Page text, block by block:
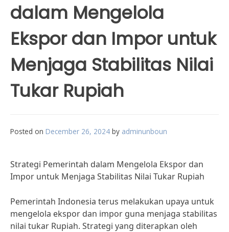
dalam Mengelola
Ekspor dan Impor untuk
Menjaga Stabilitas Nilai
Tukar Rupiah
Posted on December 26, 2024 by adminunboun
Strategi Pemerintah dalam Mengelola Ekspor dan
Impor untuk Menjaga Stabilitas Nilai Tukar Rupiah
Pemerintah Indonesia terus melakukan upaya untuk
mengelola ekspor dan impor guna menjaga stabilitas
nilai tukar Rupiah. Strategi yang diterapkan oleh